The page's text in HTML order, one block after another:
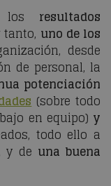
los resultados
tanto, uno de los
desde
de personal, la
potenciación
(sobre todo
en equipo) y
todo ello a
y de una buena